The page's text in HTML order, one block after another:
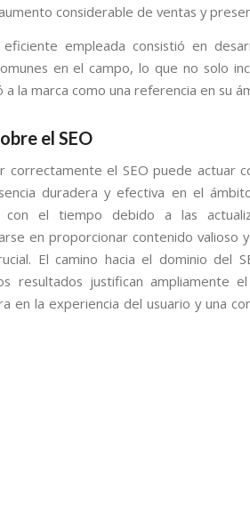
considerable de ventas y
eficiente empleada consistió en
en el campo, lo que no solo
a la marca como una referencia en su
el SEO
correctamente el SEO puede actuar
duradera y efectiva en el
con el tiempo debido a las
en proporcionar contenido valioso
El camino hacia el dominio del
resultados justifican ampliamente
en la experiencia del usuario y una